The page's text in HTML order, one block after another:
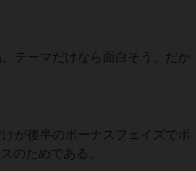
テーマだけなら面白そう、だか
が後半のボーナスフェイズでボ
のためである。